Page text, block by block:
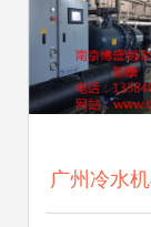
广州冷水